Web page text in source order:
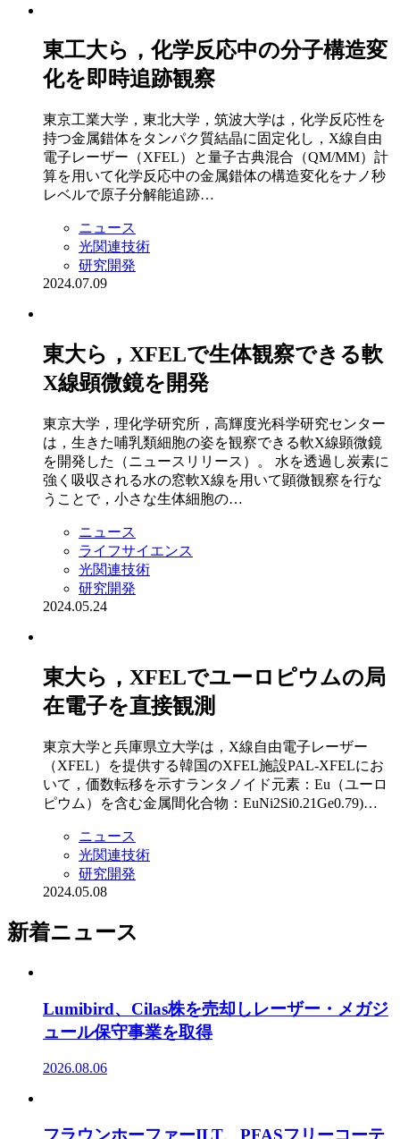
東工大ら，化学反応中の分子構造変
化を即時追跡観察
東京工業大学，東北大学，筑波大学は，化学反応性を
持つ金属錯体をタンパク質結晶に固定化し，X線自由
電子レーザー（XFEL）と量子古典混合（QM/MM）計
算を用いて化学反応中の金属錯体の構造変化をナノ秒
レベルで原子分解能追跡…
ニュース
光関連技術
研究開発
2024.07.09
東大ら，XFELで生体観察できる軟
X線顕微鏡を開発
東京大学，理化学研究所，高輝度光科学研究センター
は，生きた哺乳類細胞の姿を観察できる軟X線顕微鏡
を開発した（ニュースリリース）。 水を透過し炭素に
強く吸収される水の窓軟X線を用いて顕微観察を行な
うことで，小さな生体細胞の…
ニュース
ライフサイエンス
光関連技術
研究開発
2024.05.24
東大ら，XFELでユーロピウムの局
在電子を直接観測
東京大学と兵庫県立大学は，X線自由電子レーザー
（XFEL）を提供する韓国のXFEL施設PAL-XFELにお
いて，価数転移を示すランタノイド元素：Eu（ユーロ
ピウム）を含む金属間化合物：EuNi2Si0.21Ge0.79)…
ニュース
光関連技術
研究開発
2024.05.08
新着ニュース
Lumibird、Cilas株を売却しレーザー・メガジ
ュール保守事業を取得
2026.08.06
フラウンホーファーILT、PFASフリーコーテ